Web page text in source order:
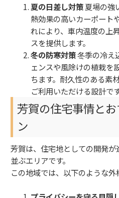
夏の日差し対策夏場の強
熱効果の高いカーポート
れにより、車内温度の上
スを提供します。
冬の防寒対策冬季の冷え
ェンスや風除けの植栽を
ちます。耐久性のある素
ご利用いただける設計です
芳賀の住宅事情と
ン
芳賀は、住宅地としての開発
並ぶエリアです。
この地域では、以下のような外